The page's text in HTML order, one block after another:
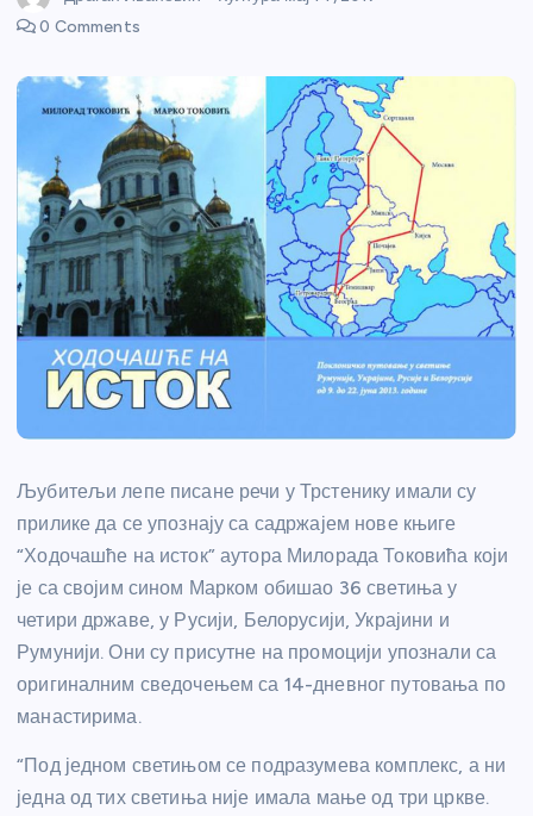
0 Comments
Љубитељи лепе писане речи у Трстенику имали су
прилике да се упознају са садржајем нове књиге
“Ходочашће на исток” аутора Милорада Токовића који
је са својим сином Марком обишао 36 светиња у
четири државе, у Русији, Белорусији, Украјини и
Румунији. Они су присутне на промоцији упознали са
оригиналним сведочењем са 14-дневног путовања по
манастирима.
“Под једном светињом се подразумева комплекс, а ни
једна од тих светиња није имала мање од три цркве.